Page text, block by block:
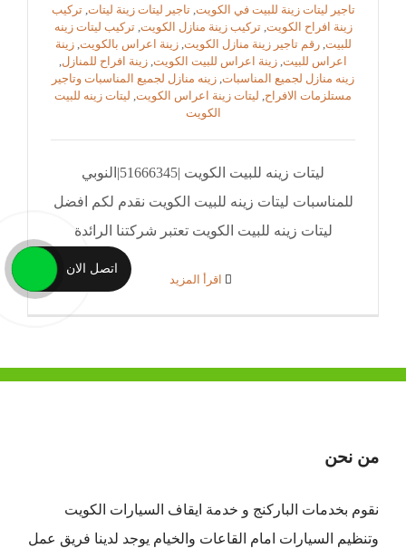
تاجير ليتات زينة للبيت في الكويت ,تاجير ليتات زينة ليتات ,تركيب
زينة افراح الكويت ,تركيب زينة منازل الكويت ,تركيب ليتات زينه
للبيت ,رقم تاجير زينة منازل الكويت ,زينة اعراس بالكويت ,زينة
اعراس للبيت زينة اعراس للبيت الكويت زينة افراح للمنازل
زينه منازل لجميع المناسبات زينه منازل لجميع المناسبات وتاجير
مستلزمات الافراح ليتات زينة اعراس الكويت ليتات زينه للبيت
الكويت
ليتات زينه للبيت الكويت |51666345|النوبي
للمناسبات ليتات زينه للبيت الكويت نقدم لكم افضل
ليتات زينه للبيت الكويت تعتبر شركتنا الرائدة
من نحن
نقوم بخدمات الباركنج و خدمة ايقاف السيارات الكويت
وتنظيم السيارات امام القاعات والخيام يوجد لدينا فريق عمل
اتصل الان